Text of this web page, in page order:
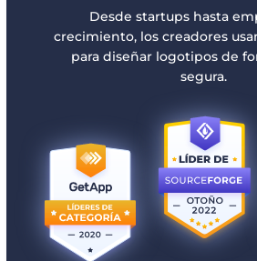
Desde startups hasta
crecimiento, los creadores
para diseñar logotipos de
segura.